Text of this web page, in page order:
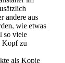
andere aus
wie etwas
so viele
Kopf zu
als Kopie